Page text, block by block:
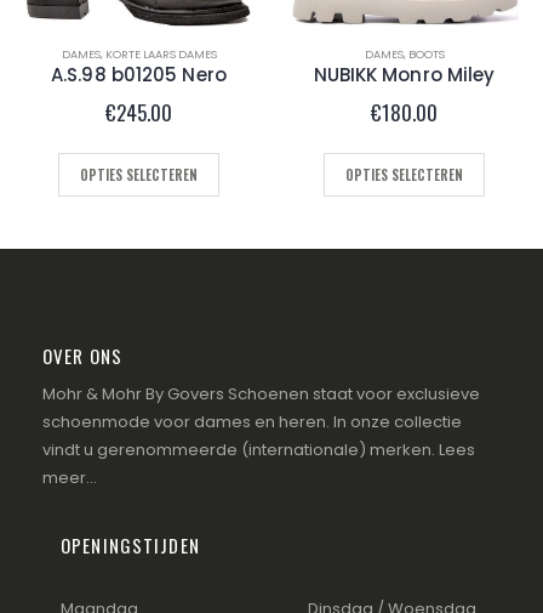
DAMES,BOOTS
NUBIKK Monro Miley
€180.00
OPTIES SELECTEREN
DAMES,BOOTS
Shabbies 20050 Brown
€249.95
OPTIES SELECTEREN
OVER ONS
Mohr & Mohr By Govers Schoenen staat voor exclusieve
schoenmode voor dames en heren. In onze collectie
vindt u gerenommeerde (internationale) merken. Lees
meer...
OPENINGSTIJDEN